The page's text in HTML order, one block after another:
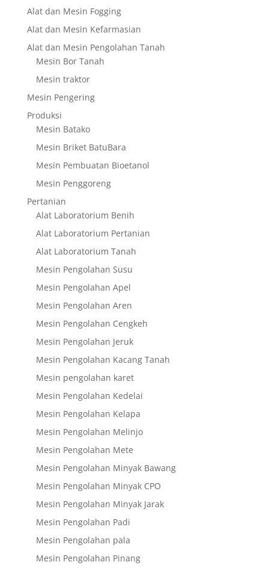
Alat dan Mesin Fogging
Alat dan Mesin Kefarmasian
Alat dan Mesin Pengolahan Tanah
Mesin Bor Tanah
Mesin traktor
Mesin Pengering
Produksi
Mesin Batako
Mesin Briket BatuBara
Mesin Pembuatan Bioetanol
Mesin Penggoreng
Pertanian
Alat Laboratorium Benih
Alat Laboratorium Pertanian
Alat Laboratorium Tanah
Mesin Pengolahan Susu
Mesin Pengolahan Apel
Mesin Pengolahan Aren
Mesin Pengolahan Cengkeh
Mesin Pengolahan Jeruk
Mesin Pengolahan Kacang Tanah
Mesin pengolahan karet
Mesin Pengolahan Kedelai
Mesin Pengolahan Kelapa
Mesin Pengolahan Melinjo
Mesin Pengolahan Mete
Mesin Pengolahan Minyak Bawang
Mesin Pengolahan Minyak CPO
Mesin Pengolahan Minyak Jarak
Mesin Pengolahan Padi
Mesin Pengolahan pala
Mesin Pengolahan Pinang